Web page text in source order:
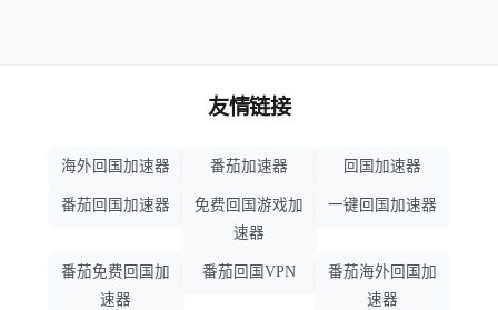
友情链接
海外回国加速器 番茄加速器 回国加速器
番茄回国加速器
免费回国游戏加
速器
一键回国加速器
番茄免费回国加
速器
番茄回国VPN
番茄海外回国加
速器